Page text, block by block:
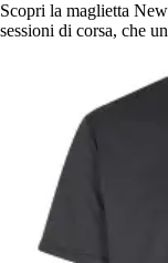
Scopri la maglietta
sessioni di corsa, che